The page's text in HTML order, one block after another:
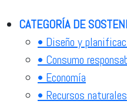
CATEGORÍA DE
• Diseño y
• Consumo
• Economía
• Recursos naturales